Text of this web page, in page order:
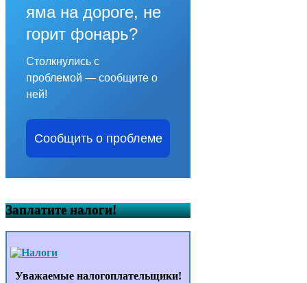
яма на дороге, не
горит фонарь?
Столкнулись с
проблемой — сообщите о
ней!
Сообщить о проблеме
Заплатите налоги!
Уважаемые налогоплательщики!